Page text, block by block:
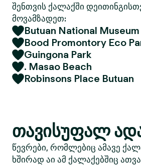
შენთვის ქალაქში
მოვამზადეთ:
Butuan National Museum
Bood Promontory Eco
Guingona Park
. Masao Beach
Robinsons Place Butuan
თავისუფალ
წევრები, რომლებიც ამავე
ხშირად აი ამ ქალაქებშიც